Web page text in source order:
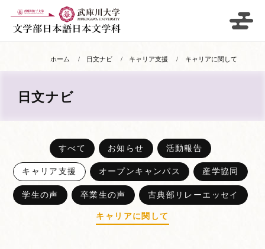
ホーム 日文ナビ キャリア支援 キャリアに関して
日文ナビ
すべて お知らせ 活動報告
キャリア支援 オープンキャンパス 産学協同
学生の声 卒業生の声 古典部リレーエッセイ
キャリアに関して